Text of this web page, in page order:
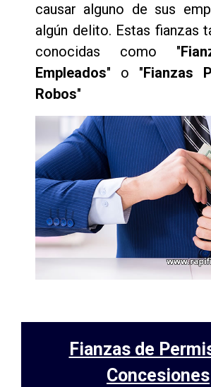
causar alguno de sus
algún delito. Estas fianzas
conocidas como "
Empleados" o "Fianzas
Robos"
Fianzas de
Concesiones